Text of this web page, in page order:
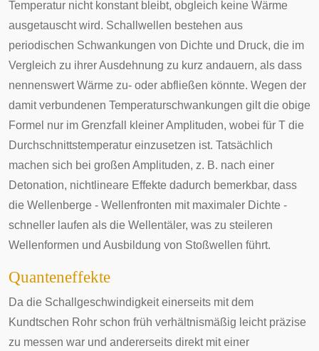
Temperatur nicht konstant bleibt, obgleich keine Wärme
ausgetauscht wird. Schallwellen bestehen aus
periodischen Schwankungen von Dichte und Druck, die im
Vergleich zu ihrer Ausdehnung zu kurz andauern, als dass
nennenswert Wärme zu- oder abfließen könnte. Wegen der
damit verbundenen Temperaturschwankungen gilt die obige
Formel nur im Grenzfall kleiner Amplituden, wobei für T die
Durchschnittstemperatur einzusetzen ist. Tatsächlich
machen sich bei großen Amplituden, z. B. nach einer
Detonation, nichtlineare Effekte dadurch bemerkbar, dass
die Wellenberge - Wellenfronten mit maximaler Dichte -
schneller laufen als die Wellentäler, was zu steileren
Wellenformen und Ausbildung von Stoßwellen führt.
Quanteneffekte
Da die Schallgeschwindigkeit einerseits mit dem
Kundtschen Rohr schon früh verhältnismäßig leicht präzise
zu messen war und andererseits direkt mit einer